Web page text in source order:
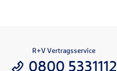
R+V Vertragsservice
0800 5331112